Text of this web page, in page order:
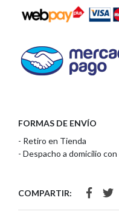
FORMAS DE ENVÍO
- Retiro en Tienda
- Despacho a domicilio
COMPARTIR: